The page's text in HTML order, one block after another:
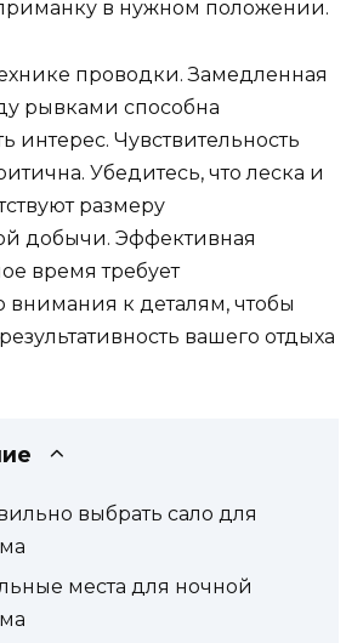
в нужном положении.
проводки. Замедленная
рывками способна
интерес. Чувствительность
Убедитесь, что леска и
размеру
добычи. Эффективная
время требует
внимания к деталям, чтобы
вашего отдыха
выбрать сало для
места для ночной